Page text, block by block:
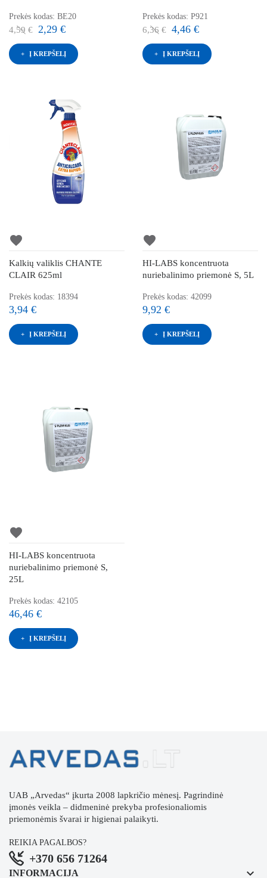
Prekės kodas: BE20
4,59 € 2,29 €
Į KREPŠELĮ
Prekės kodas: P921
6,36 € 4,46 €
Į KREPŠELĮ
favorite
Kalkių valiklis CHANTE
CLAIR 625ml
Prekės kodas: 18394
3,94 €
Į KREPŠELĮ
favorite
HI-LABS koncentruota
nuriebalinimo priemonė S, 5L
Prekės kodas: 42099
9,92 €
Į KREPŠELĮ
favorite
HI-LABS koncentruota
nuriebalinimo priemonė S,
25L
Prekės kodas: 42105
46,46 €
Į KREPŠELĮ
UAB „Arvedas“ įkurta 2008 lapkričio mėnesį. Pagrindinė
įmonės veikla – didmeninė prekyba profesionaliomis
priemonėmis švarai ir higienai palaikyti.
REIKIA PAGALBOS?
+370 656 71264
INFORMACIJA keyboard_arrow_down